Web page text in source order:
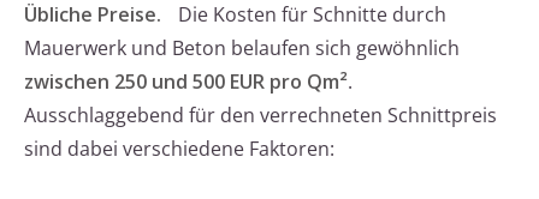
Übliche Preise.
Die Kosten für Schnitte durch
Mauerwerk und Beton belaufen sich gewöhnlich
zwischen 250 und 500 EUR pro Qm².
Ausschlaggebend für den verrechneten Schnittpreis
sind dabei verschiedene Faktoren: